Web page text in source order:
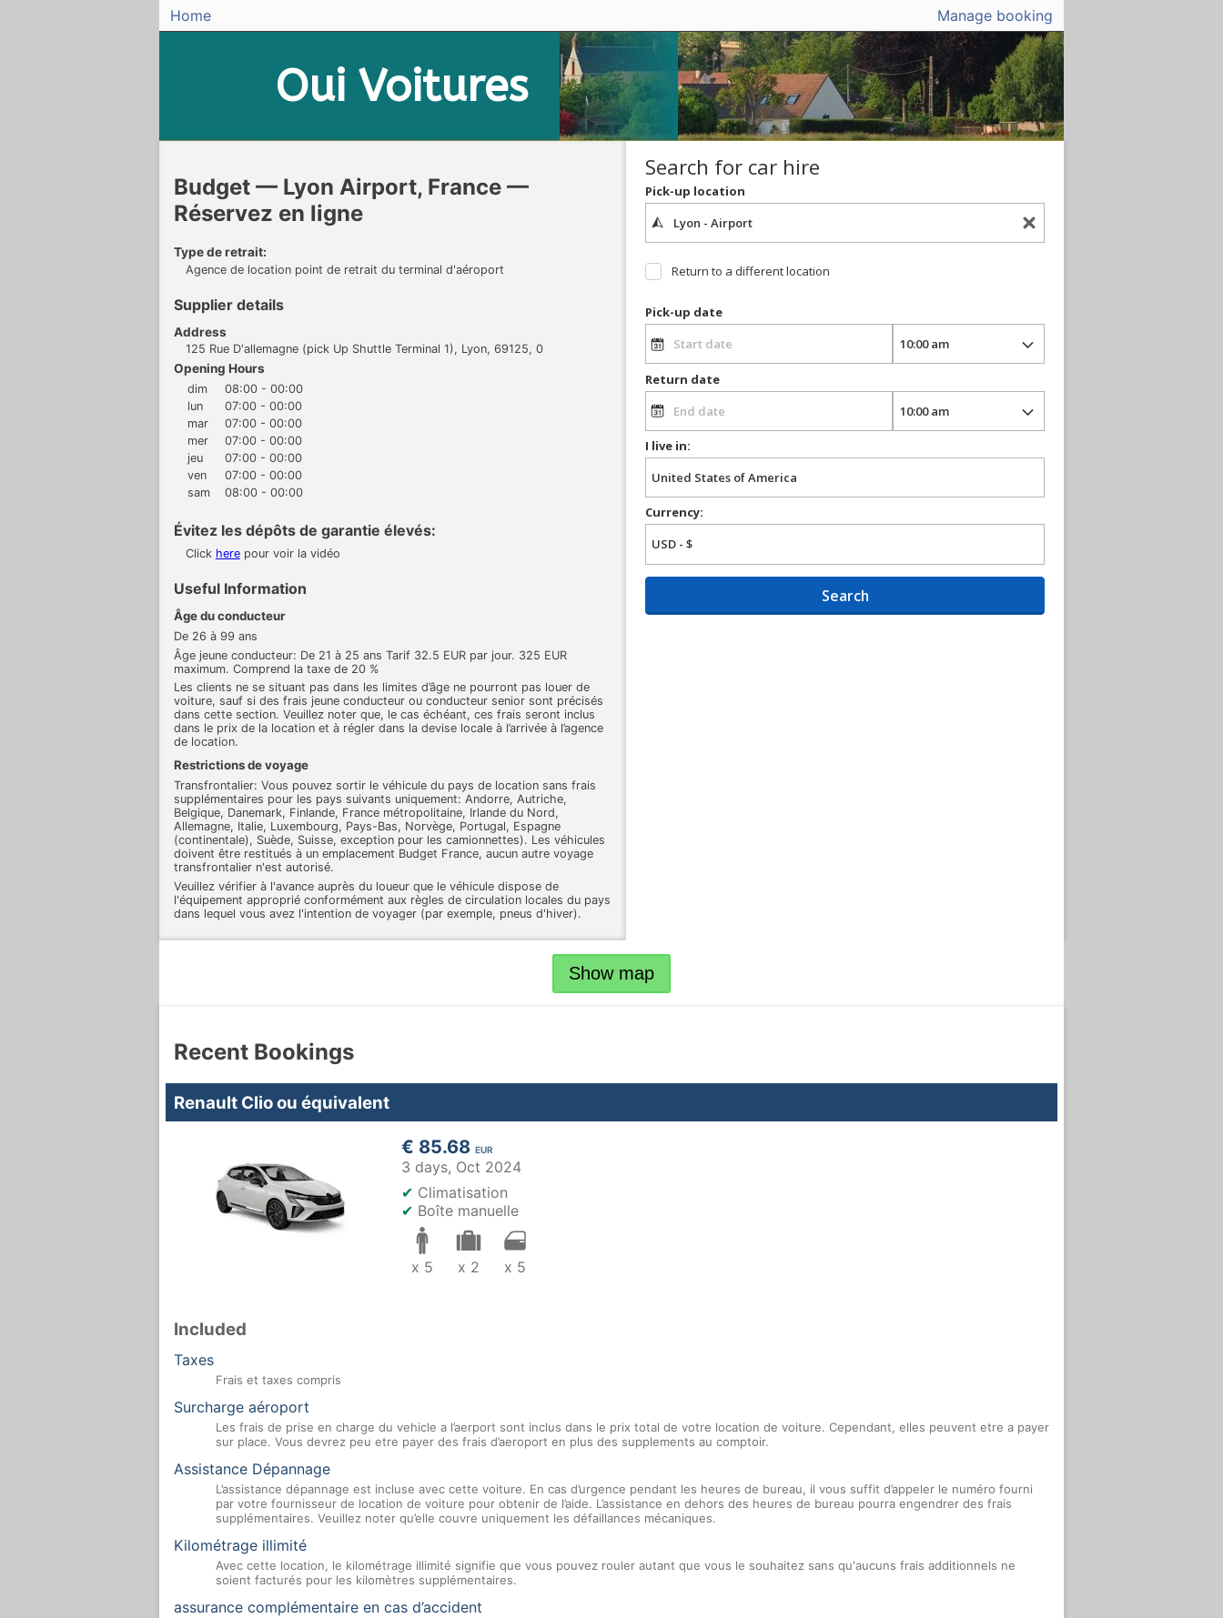
Home Manage booking
Oui Voitures
Budget — Lyon Airport, France —
Réservez en ligne
Type de retrait:
Agence de location point de retrait du terminal d'aéroport
Supplier details
Address
125 Rue D'allemagne (pick Up Shuttle Terminal 1), Lyon, 69125, 0
Opening Hours
dim
08:00 - 00:00
lun
07:00 - 00:00
mar
07:00 - 00:00
mer
07:00 - 00:00
jeu
07:00 - 00:00
ven
07:00 - 00:00
sam
08:00 - 00:00
Évitez les dépôts de garantie élevés:
Click herepour voir la vidéo
Useful Information
Âge du conducteur
De 26 à 99 ans
Âge jeune conducteur: De 21 à 25 ans Tarif 32.5 EUR par jour. 325 EUR
maximum. Comprend la taxe de 20 %
Les clients ne se situant pas dans les limites d’âge ne pourront pas louer de
voiture, sauf si des frais jeune conducteur ou conducteur senior sont précisés
dans cette section. Veuillez noter que, le cas échéant, ces frais seront inclus
dans le prix de la location et à régler dans la devise locale à l’arrivée à l’agence
de location.
Restrictions de voyage
Transfrontalier: Vous pouvez sortir le véhicule du pays de location sans frais
supplémentaires pour les pays suivants uniquement: Andorre, Autriche,
Belgique, Danemark, Finlande, France métropolitaine, Irlande du Nord,
Allemagne, Italie, Luxembourg, Pays-Bas, Norvège, Portugal, Espagne
(continentale), Suède, Suisse, exception pour les camionnettes). Les véhicules
doivent être restitués à un emplacement Budget France, aucun autre voyage
transfrontalier n'est autorisé.
Veuillez vérifier à l'avance auprès du loueur que le véhicule dispose de
l'équipement approprié conformément aux règles de circulation locales du pays
dans lequel vous avez l'intention de voyager (par exemple, pneus d'hiver).
Search for car hire
Pick-up location
Return to a different location
Pick-up date
Return date
I live in:
Currency:
Search
Show map
Recent Bookings
Renault Clio ou équivalent
€ 85.68 EUR
3 days, Oct 2024
✔ Climatisation
✔ Boîte manuelle
x 5 x 2 x 5
Included
Taxes
Frais et taxes compris
Surcharge aéroport
Les frais de prise en charge du vehicle a l’aerport sont inclus dans le prix total de votre location de voiture. Cependant, elles peuvent etre a payer
sur place. Vous devrez peu etre payer des frais d’aeroport en plus des supplements au comptoir.
Assistance Dépannage
L’assistance dépannage est incluse avec cette voiture. En cas d’urgence pendant les heures de bureau, il vous suffit d’appeler le numéro fourni
par votre fournisseur de location de voiture pour obtenir de l’aide. L’assistance en dehors des heures de bureau pourra engendrer des frais
supplémentaires. Veuillez noter qu’elle couvre uniquement les défaillances mécaniques.
Kilométrage illimité
Avec cette location, le kilométrage illimité signifie que vous pouvez rouler autant que vous le souhaitez sans qu'aucuns frais additionnels ne
soient facturés pour les kilomètres supplémentaires.
assurance complémentaire en cas d’accident